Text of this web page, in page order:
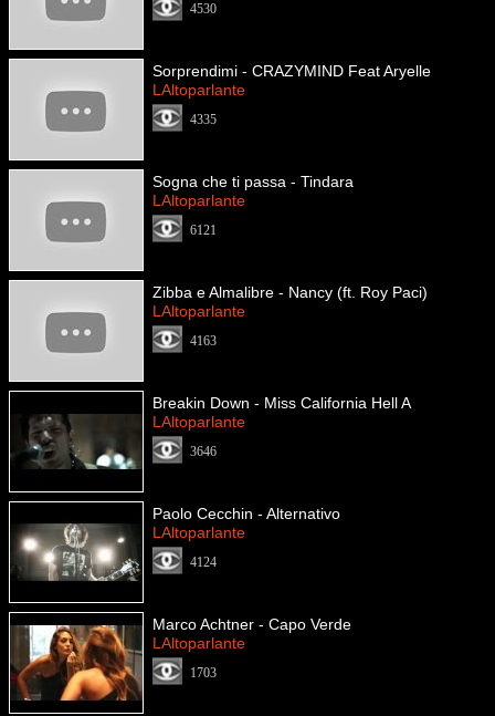
4530
Sorprendimi - CRAZYMIND Feat Aryelle
LAltoparlante
4335
Sogna che ti passa - Tindara
LAltoparlante
6121
Zibba e Almalibre - Nancy (ft. Roy Paci)
LAltoparlante
4163
Breakin Down - Miss California Hell A
LAltoparlante
3646
Paolo Cecchin - Alternativo
LAltoparlante
4124
Marco Achtner - Capo Verde
LAltoparlante
1703